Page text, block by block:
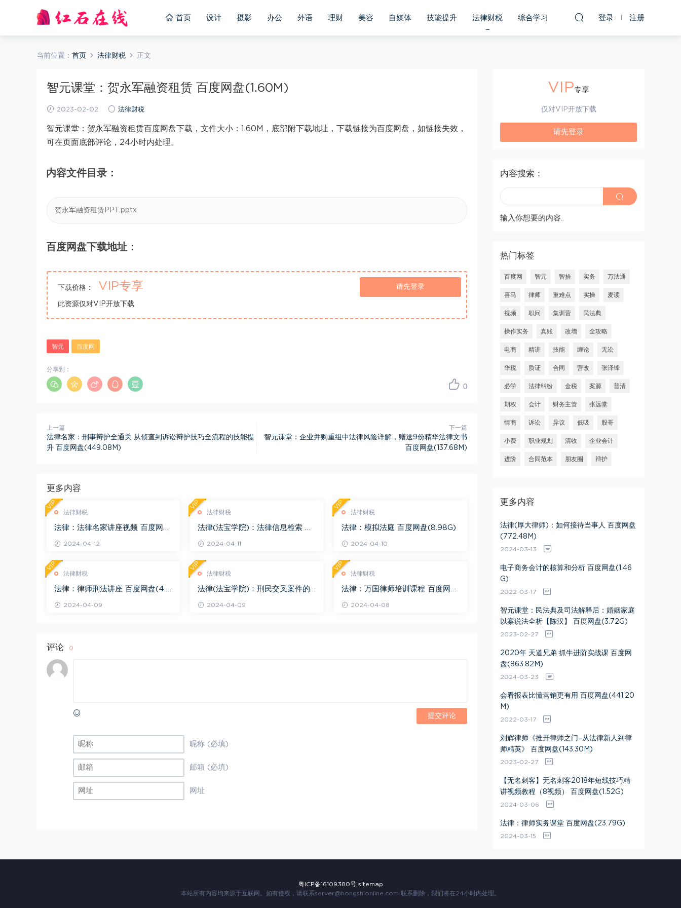
首页 设计 摄影 办公 外语 理财 美容 自媒体 技能提升 法律财税 综合学习 登录 注册
当前位置： 首页 法律财税 正文
智元课堂：贺永军融资租赁 百度网盘(1.60M)
2023-02-02 法律财税
智元课堂：贺永军融资租赁百度网盘下载，文件大小：1.60M，底部附下载地址，下载链接为百度网盘，如链接失效，
可在页面底部评论，24小时内处理。
内容文件目录：
贺永军融资租赁PPT.pptx
百度网盘下载地址：
下载价格： VIP专享
此资源仅对VIP开放下载
请先登录
智元 百度网
0
分享到：
上一篇
法律名家：刑事辩护全通关 从侦查到诉讼辩护技巧全流程的技能提
升 百度网盘(449.08M)
下一篇
智元课堂：企业并购重组中法律风险详解，赠送9份精华法律文书
百度网盘(137.68M)
更多内容
法律财税
法律：法律名家讲座视频 百度网盘
2024-04-12
VIP
法律财税
法律(法宝学院)：法律信息检索 百
2024-04-11
VIP
法律财税
法律：模拟法庭 百度网盘(8.98G)
2024-04-10
VIP
法律财税
法律：律师刑法讲座 百度网盘(4.0
2024-04-09
VIP
法律财税
法律(法宝学院)：刑民交叉案件的
2024-04-09
VIP
法律财税
法律：万国律师培训课程 百度网盘
2024-04-08
VIP
评论 0
提交评论
昵称 (必填)
邮箱 (必填)
网址
VIP专享
仅对VIP开放下载
请先登录
内容搜索：
输入你想要的内容..
热门标签
百度网 智元 智拾 实务 万法通
喜马 律师 重难点 实操 麦读
视频 职问 集训营 民法典
操作实务 真账 改增 全攻略
电商 精讲 技能 缠论 无讼
华税 质证 合同 营改 张泽锋
必学 法律纠纷 金税 案源 普清
期权 会计 财务主管 张远堂
情商 诉讼 异议 低吸 股哥
小费 职业规划 清收 企业会计
进阶 合同范本 朋友圈 辩护
更多内容
法律(厚大律师)：如何接待当事人 百度网盘
(772.48M)
2024-03-13
电子商务会计的核算和分析 百度网盘(1.46
G)
2022-03-17
智元课堂：民法典及司法解释后：婚姻家庭
以案说法全析【陈汉】 百度网盘(3.72G)
2023-02-27
2020年 天道兄弟 抓牛进阶实战课 百度网
盘(863.82M)
2024-03-23
会看报表比懂营销更有用 百度网盘(441.20
M)
2022-03-17
刘辉律师《推开律师之门–从法律新人到律
师精英》 百度网盘(143.30M)
2023-02-27
【无名刺客】无名刺客2018年短线技巧精
讲视频教程（8视频） 百度网盘(1.52G)
2024-03-06
法律：律师实务课堂 百度网盘(23.79G)
2024-03-15
粤ICP备16109380号 sitemap
本站所有内容均来源于互联网。如有侵权，请联系server@hongshionline.com 联系删除，我们将在24小时内处理。